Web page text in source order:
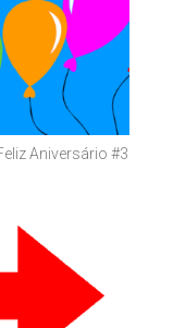
Aniversário #3